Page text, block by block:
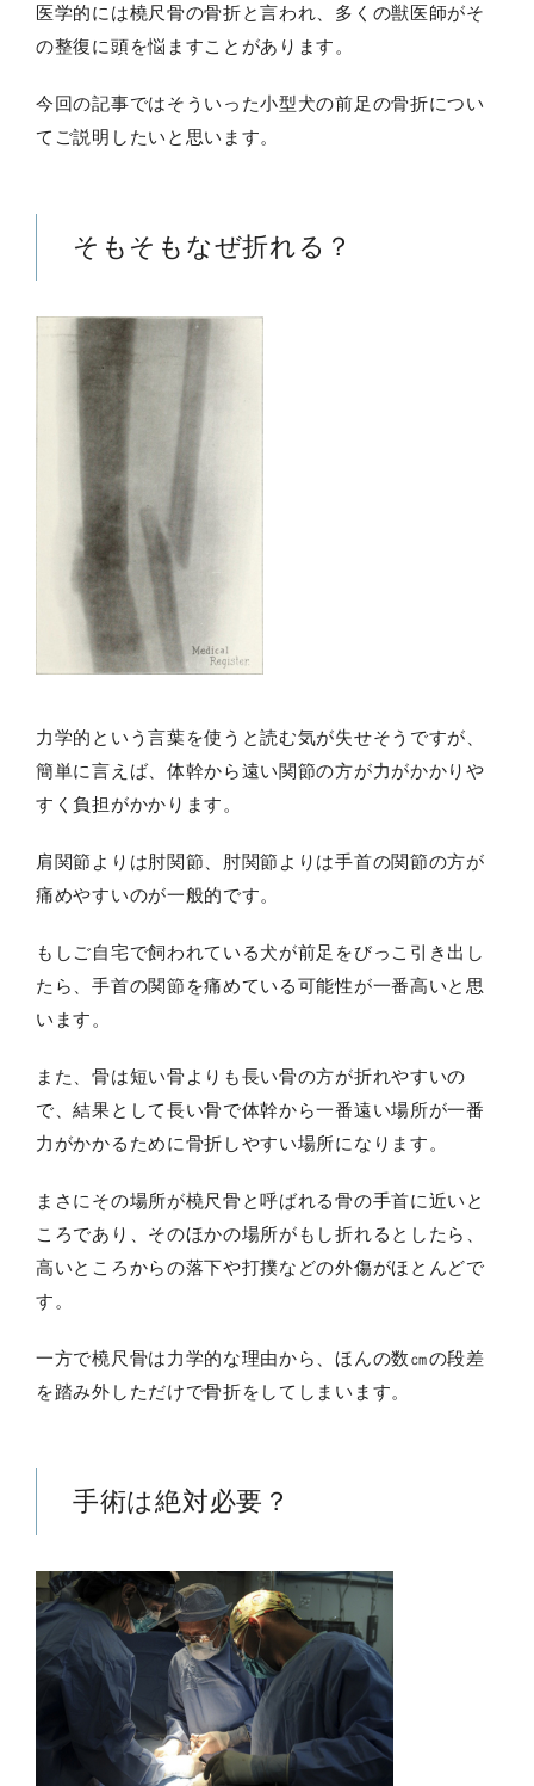
医学的には橈尺骨の骨折と言われ、多くの獣医師がそ
の整復に頭を悩ますことがあります。
今回の記事ではそういった小型犬の前足の骨折につい
てご説明したいと思います。
そもそもなぜ折れる？
力学的という言葉を使うと読む気が失せそうですが、
簡単に言えば、体幹から遠い関節の方が力がかかりや
すく負担がかかります。
肩関節よりは肘関節、肘関節よりは手首の関節の方が
痛めやすいのが一般的です。
もしご自宅で飼われている犬が前足をびっこ引き出し
たら、手首の関節を痛めている可能性が一番高いと思
います。
また、骨は短い骨よりも長い骨の方が折れやすいの
で、結果として長い骨で体幹から一番遠い場所が一番
力がかかるために骨折しやすい場所になります。
まさにその場所が橈尺骨と呼ばれる骨の手首に近いと
ころであり、そのほかの場所がもし折れるとしたら、
高いところからの落下や打撲などの外傷がほとんどで
す。
一方で橈尺骨は力学的な理由から、ほんの数㎝の段差
を踏み外しただけで骨折をしてしまいます。
手術は絶対必要？